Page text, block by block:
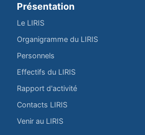
Présentation
Le LIRIS
Organigramme du LIRIS
Personnels
Effectifs du LIRIS
Rapport d'activité
Contacts LIRIS
Venir au LIRIS